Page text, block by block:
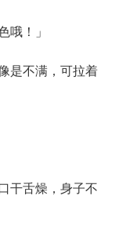
！」
是不满，可拉着
干舌燥，身子不